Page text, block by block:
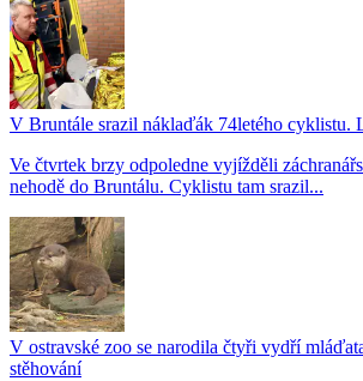
V Bruntále srazil náklaďák 74letého cyklistu.
Ve čtvrtek brzy odpoledne vyjížděli
nehodě do Bruntálu. Cyklistu tam srazil...
V ostravské zoo se narodila čtyři vydří
stěhování